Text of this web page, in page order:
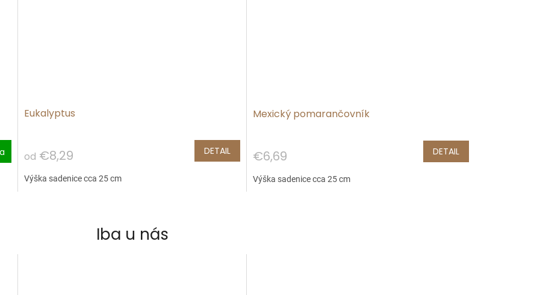
Eukalyptus
od €8,29 DETAIL
Výška sadenice cca 25 cm
Mexický pomarančovník
€6,69 DETAIL
Výška sadenice cca 25 cm
Iba u nás